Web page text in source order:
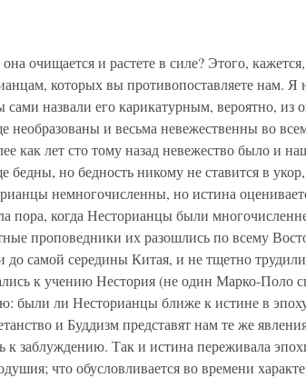
очищается и растете в силе? Этого,
которых вы противопоставляете нам.
назвали его карикатурным, вероятно, из
и весьма невежественны во
как лет сто тому назад невежество было и
но бедность никому не ставится в
немногочисленны, но истина
пора, когда Несторианцы были
проповедники их разошлись по всему
самой середины Китая, и не тщетно
к учению Нестория (не один Марко-Поло
были ли Несторианцы ближе к истине в
и Буддизм представят нам те же
к заблуждению. Так и истина переживала
что обусловливается во времени